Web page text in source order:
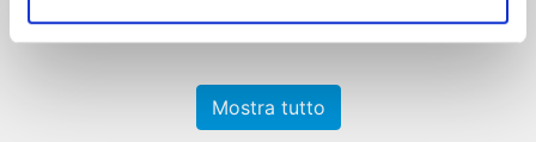
Mostra tutto